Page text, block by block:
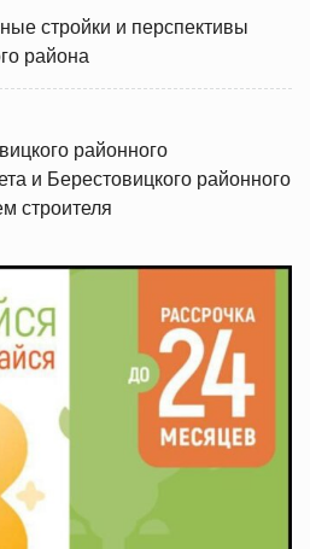
стройки и перспективы
района
районного
и Берестовицкого районного
строителя